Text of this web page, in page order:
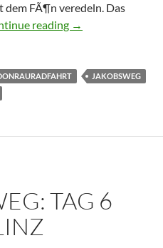
dem FÃ¶n veredeln. Das
reading Donauradweg:
→
JAKOBSWEG
TAG 6